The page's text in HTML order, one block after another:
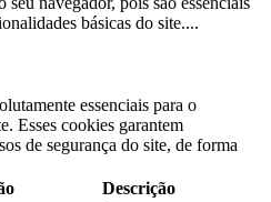
básicas do site....
essenciais para o
Esses cookies garantem
de segurança do site, de forma
Descrição